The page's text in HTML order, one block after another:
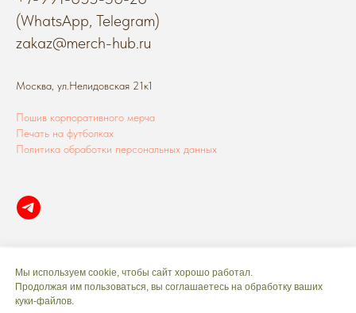
Мы используем cookie, чтобы сайт хорошо работал.
Продолжая им пользоваться, вы соглашаетесь на обработку ваших
куки‑файлов.
(WhatsApp, Telegram)
zakaz@merch-hub.ru
Москва, ул.Нелидовская 21к1
Пошив корпоративного мерча
Печать на футболках
Политика обработки персональных данных